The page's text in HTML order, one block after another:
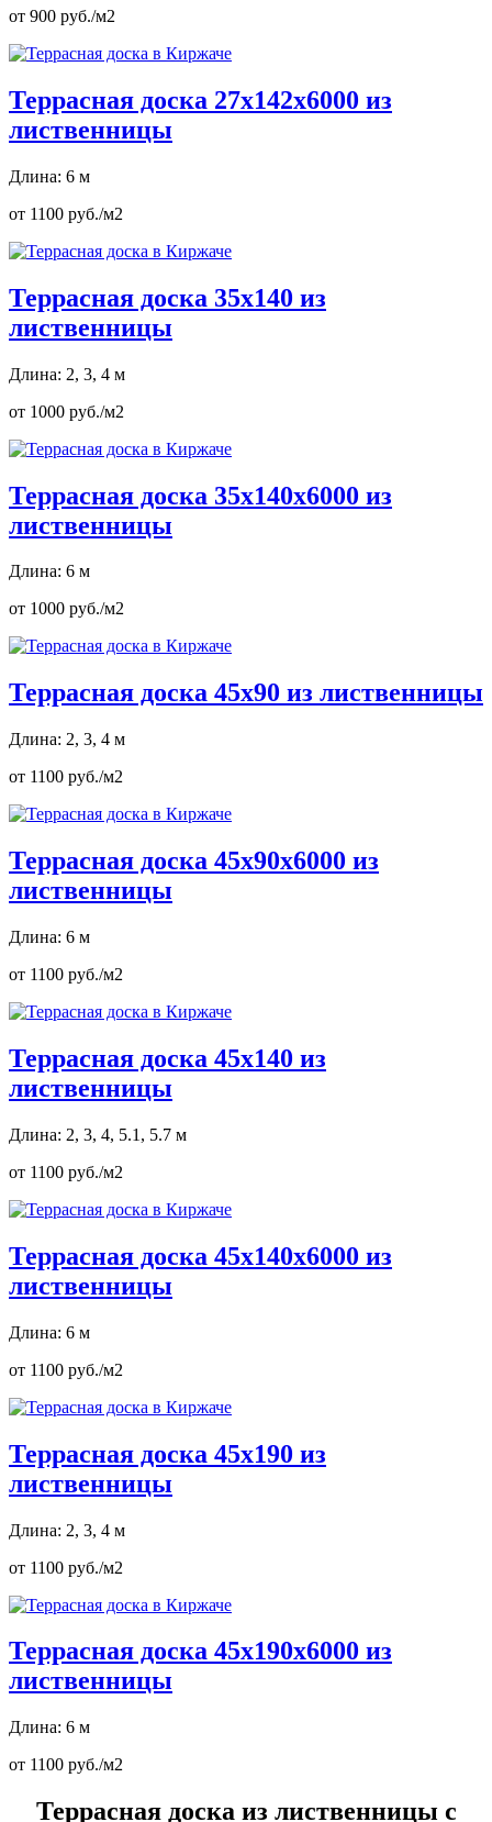
от 900 руб./м2
Террасная доска 27х142х6000 из
лиственницы
Длина: 6 м
от 1100 руб./м2
Террасная доска 35х140 из
лиственницы
Длина: 2, 3, 4 м
от 1000 руб./м2
Террасная доска 35х140х6000 из
лиственницы
Длина: 6 м
от 1000 руб./м2
Террасная доска 45х90 из лиственницы
Длина: 2, 3, 4 м
от 1100 руб./м2
Террасная доска 45х90х6000 из
лиственницы
Длина: 6 м
от 1100 руб./м2
Террасная доска 45х140 из
лиственницы
Длина: 2, 3, 4, 5.1, 5.7 м
от 1100 руб./м2
Террасная доска 45х140х6000 из
лиственницы
Длина: 6 м
от 1100 руб./м2
Террасная доска 45х190 из
лиственницы
Длина: 2, 3, 4 м
от 1100 руб./м2
Террасная доска 45х190х6000 из
лиственницы
Длина: 6 м
от 1100 руб./м2
Террасная доска из лиственницы с